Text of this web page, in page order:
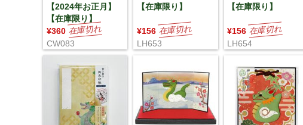
【2024年お正月】
【在庫限り】
¥360
CW083
【在庫限り】
¥156
LH653
【在庫限り】
¥156
LH654